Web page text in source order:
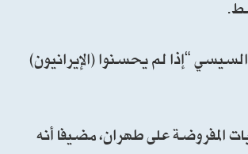
“إذا لم يحسنوا (الإيرانيون)
المفروضة على طهران، مضيفا أنه